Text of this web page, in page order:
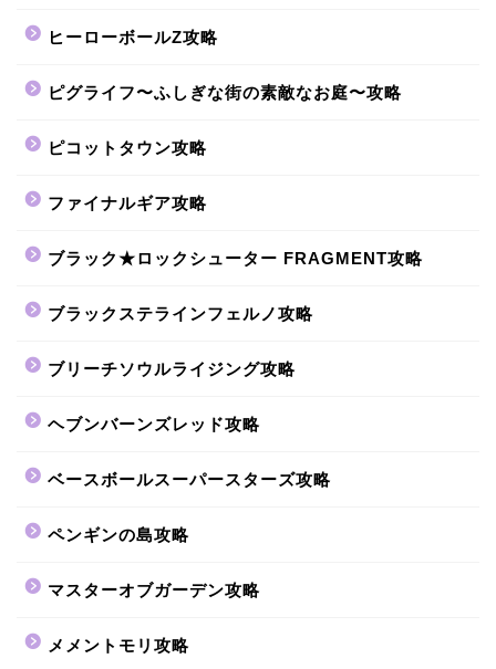
ヒーローボールZ攻略
ピグライフ〜ふしぎな街の素敵なお庭〜攻略
ピコットタウン攻略
ファイナルギア攻略
ブラック★ロックシューター FRAGMENT攻略
ブラックステラインフェルノ攻略
ブリーチソウルライジング攻略
ヘブンバーンズレッド攻略
ベースボールスーパースターズ攻略
ペンギンの島攻略
マスターオブガーデン攻略
メメントモリ攻略